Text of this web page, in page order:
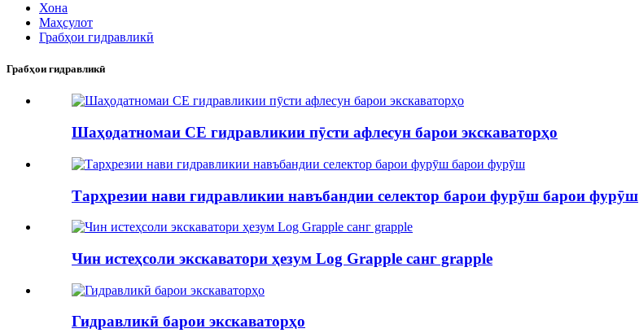
Хона
Маҳсулот
Грабҳои гидравликӣ
Грабҳои гидравликӣ
Шаҳодатномаи CE гидравликии пӯсти афлесун барои экскаваторҳо
Тарҳрезии нави гидравликии навъбандии селектор барои фурӯш барои фурӯш
Чин истеҳсоли экскаватори ҳезум Log Grapple санг grapple
Гидравликӣ барои экскаваторҳо